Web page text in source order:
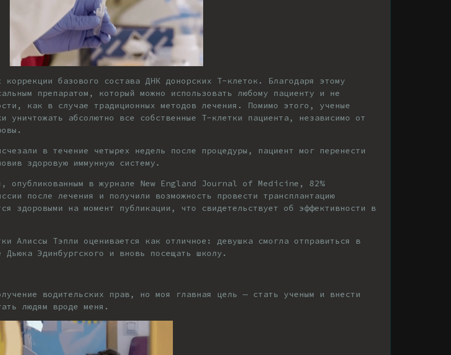
коррекции базового состава ДНК донорских Т-клеток. Благодаря этому
препаратом, который можно использовать любому пациенту и не
как в случае традиционных методов лечения. Помимо этого, ученые
уничтожать абсолютно все собственные Т-клетки пациента, независимо от
в течение четырех недель после процедуры, пациент мог перенести
здоровую иммунную систему.
опубликованным в журнале New England Journal of Medicine, 82%
после лечения и получили возможность провести трансплантацию
здоровыми на момент публикации, что свидетельствует об эффективности в
Алиссы Тэпли оценивается как отличное: девушка смогла отправиться в
Эдинбургского и вновь посещать школу.
водительских прав, но моя главная цель — стать ученым и внести
людям вроде меня.